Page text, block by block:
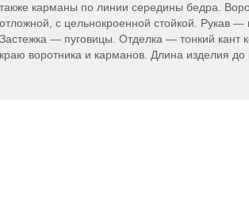
также карманы по линии середины бедра.
отложной, с цельнокроенной стойкой. Рукав —
Застежка — пуговицы. Отделка — тонкий кант
краю воротника и карманов. Длина изделия до